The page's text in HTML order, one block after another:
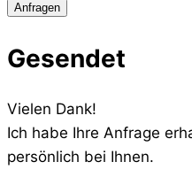
Anfragen
Gesendet
Vielen Dank!
Ich habe Ihre Anfrage
persönlich bei Ihnen.